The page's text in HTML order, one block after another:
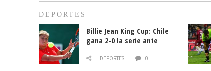
DEPORTES
Billie Jean King Cup: Chile
gana 2-0 la serie ante
DEPORTES 0